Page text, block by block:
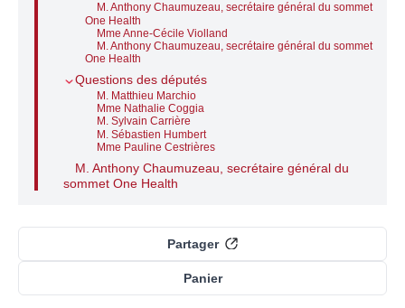
M. Anthony Chaumuzeau, secrétaire général du sommet
One Health
Mme Anne-Cécile Violland
M. Anthony Chaumuzeau, secrétaire général du sommet
One Health
Questions des députés
M. Matthieu Marchio
Mme Nathalie Coggia
M. Sylvain Carrière
M. Sébastien Humbert
Mme Pauline Cestrières
M. Anthony Chaumuzeau, secrétaire général du
sommet One Health
Panier
Partager